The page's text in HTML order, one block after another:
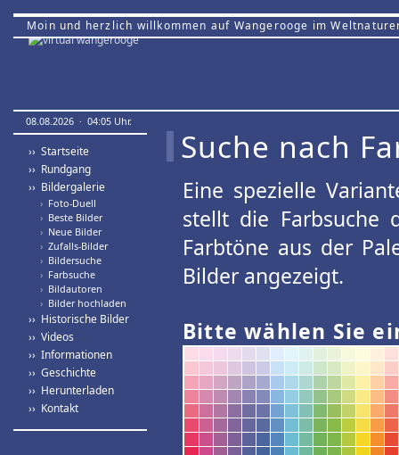
Moin und herzlich willkommen auf Wangerooge im
08.08.2026 · 04:05 Uhr.
›› Startseite
›› Rundgang
›› Bildergalerie
› Foto-Duell
› Beste Bilder
› Neue Bilder
› Zufalls-Bilder
› Bildersuche
› Farbsuche
› Bildautoren
› Bilder hochladen
›› Historische Bilder
›› Videos
›› Informationen
›› Geschichte
›› Herunterladen
›› Kontakt
Suche nach
Eine spezielle
stellt die Farbsuche
Farbtöne aus der
Bilder angezeigt.
Bitte wählen Sie